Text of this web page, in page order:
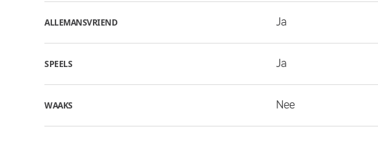
ALLEMANSVRIEND Ja
SPEELS Ja
WAAKS Nee